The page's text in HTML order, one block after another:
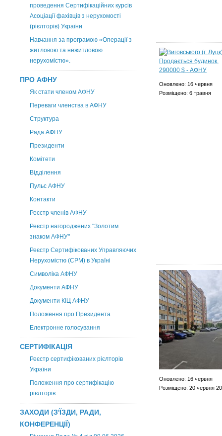
проведення Сертифікаційних курсів
Асоціації фахівців з нерухомості
(рієлторів) України
Навчання за програмою «Операції з
житловою та нежитловою
нерухомістю».
ПРО АФНУ
Як стати членом АФНУ
Переваги членства в АФНУ
Структура
Рада АФНУ
Президенти
Комітети
Відділення
Пульс АФНУ
Контакти
Реєстр членів АФНУ
Реєстр нагороджених "Золотим
знаком АФНУ"
Реєстр Сертифікованих Управляючих
Нерухомістю (CPM) в Україні
Символіка АФНУ
Документи АФНУ
Документи КІЦ АФНУ
Положення про Президента
Електронне голосування
СЕРТИФІКАЦІЯ
Реєстр сертифікованих рієлторів
України
Положення про сертифікацію
рієлторів
ЗАХОДИ (З'ЇЗДИ, РАДИ,
КОНФЕРЕНЦІЇ)
Оновлено: 16 червня
Розміщено: 6 травня
Оновлено: 16 червня
Розміщено: 20 червня